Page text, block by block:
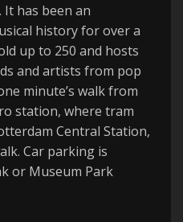
has been an
history for over a
up to 250 and hosts
and artists from pop
minute’s walk from
station, where tram
Central Station,
Car parking is
or Museum Park